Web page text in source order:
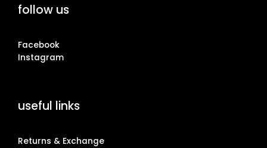
follow us
Facebook
Instagram
useful links
Returns & Exchange